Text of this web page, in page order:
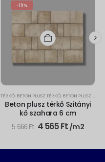
-19%
TÉRKŐ, BETON PLUSZ TÉRKŐ, BETON PLUSZ SZITÁNYI KŐ
Beton plusz térkő Szitányi
kő szahara 6 cm
5 666Ft Original
5
4 565FtCurrent
price
4
/m2